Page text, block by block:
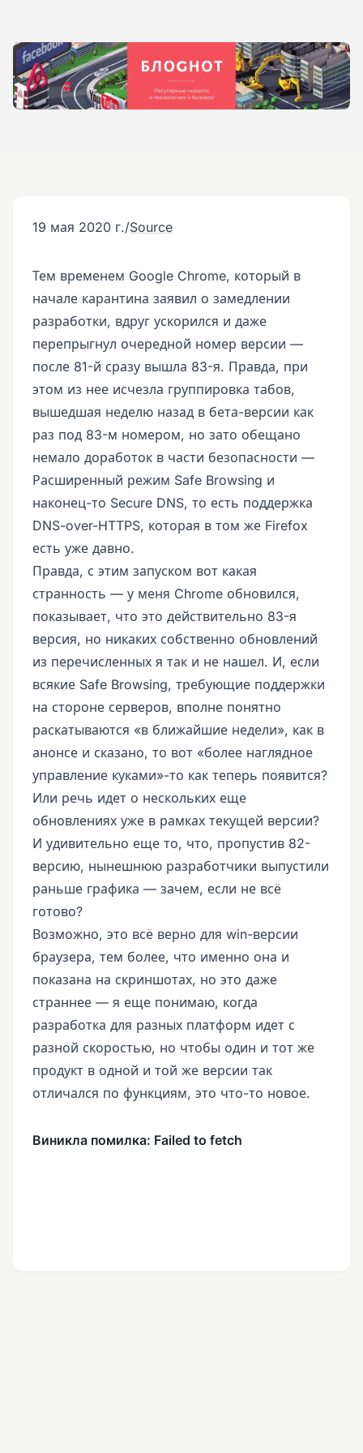
19 мая 2020 г./Source
Тем временем Google Chrome, который в
начале карантина заявил о замедлении
разработки, вдруг ускорился и даже
перепрыгнул очередной номер версии —
после 81-й сразу вышла 83-я. Правда, при
этом из нее исчезла группировка табов,
вышедшая неделю назад в бета-версии как
раз под 83-м номером, но зато обещано
немало доработок в части безопасности —
Расширенный режим Safe Browsing и
наконец-то Secure DNS, то есть поддержка
DNS-over-HTTPS, которая в том же Firefox
есть уже давно.
Правда, с этим запуском вот какая
странность — у меня Chrome обновился,
показывает, что это действительно 83-я
версия, но никаких собственно обновлений
из перечисленных я так и не нашел. И, если
всякие Safe Browsing, требующие поддержки
на стороне серверов, вполне понятно
раскатываются «в ближайшие недели», как в
анонсе и сказано, то вот «более наглядное
управление куками»-то как теперь появится?
Или речь идет о нескольких еще
обновлениях уже в рамках текущей версии?
И удивительно еще то, что, пропустив 82-
версию, нынешнюю разработчики выпустили
раньше графика — зачем, если не всё
готово?
Возможно, это всё верно для win-версии
браузера, тем более, что именно она и
показана на скриншотах, но это даже
страннее — я еще понимаю, когда
разработка для разных платформ идет с
разной скоростью, но чтобы один и тот же
продукт в одной и той же версии так
отличался по функциям, это что-то новое.